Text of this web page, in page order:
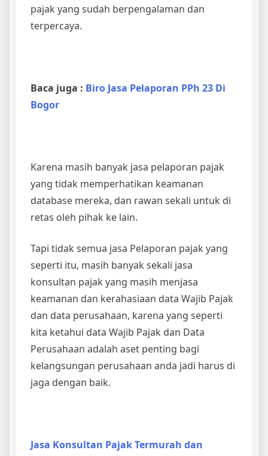
pajak yang sudah berpengalaman dan
terpercaya.
Baca juga : Biro Jasa Pelaporan PPh 23 Di
Bogor
Karena masih banyak jasa pelaporan pajak
yang tidak memperhatikan keamanan
database mereka, dan rawan sekali untuk di
retas oleh pihak ke lain.
Tapi tidak semua jasa Pelaporan pajak yang
seperti itu, masih banyak sekali jasa
konsultan pajak yang masih menjasa
keamanan dan kerahasiaan data Wajib Pajak
dan data perusahaan, karena yang seperti
kita ketahui data Wajib Pajak dan Data
Perusahaan adalah aset penting bagi
kelangsungan perusahaan anda jadi harus di
jaga dengan baik.
Jasa Konsultan Pajak Termurah dan